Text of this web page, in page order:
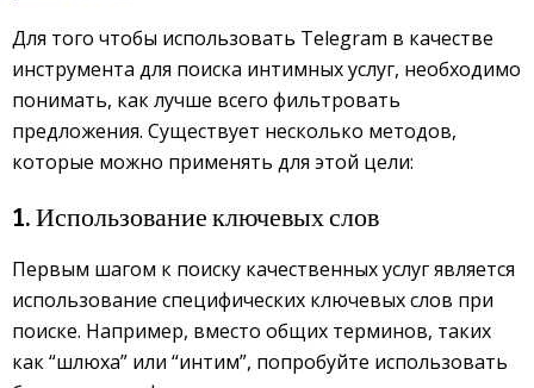
Для того чтобы использовать Telegram в качестве
инструмента для поиска интимных услуг, необходимо
понимать, как лучше всего фильтровать
предложения. Существует несколько методов,
которые можно применять для этой цели:
1. Использование ключевых слов
Первым шагом к поиску качественных услуг является
использование специфических ключевых слов при
поиске. Например, вместо общих терминов, таких
как “шлюха” или “интим”, попробуйте использовать